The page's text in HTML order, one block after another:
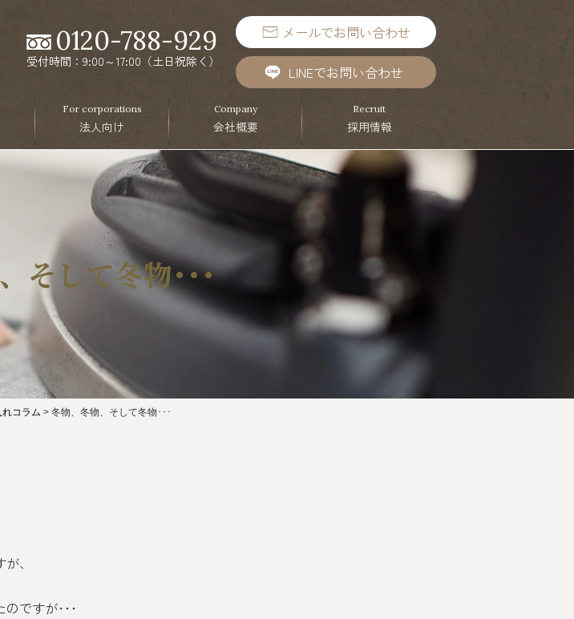
0120-788-929
受付時間：9:00～17:00（土日祝除く）
メールでお問い合わせ
LINEでお問い合わせ
For corporations
法人向け
Company
会社概要
Recruit
採用情報
そして冬物･･･
れコラム > 冬物、冬物、そして冬物･･･
、
ですが･･･